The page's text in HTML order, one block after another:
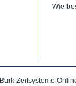
Wie
Bürk Zeitsysteme